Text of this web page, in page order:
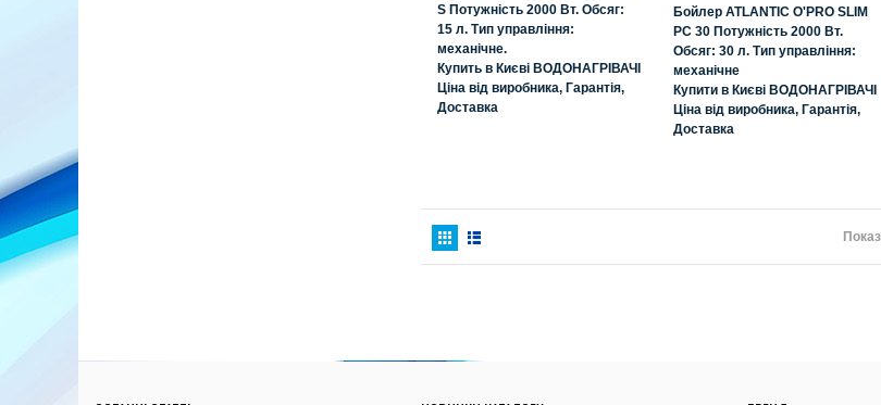
S Потужність 2000 Вт. Обсяг:
15 л. Тип управління:
механічне.
Купить в Києві ВОДОНАГРІВАЧІ
Ціна від виробника, Гарантія,
Доставка
Бойлер ATLANTIC O'PRO SLIM
PC 30 Потужність 2000 Вт.
Обсяг: 30 л. Тип управління:
механічне
Купити в Києві ВОДОНАГРІВАЧІ
Ціна від виробника, Гарантія,
Доставка